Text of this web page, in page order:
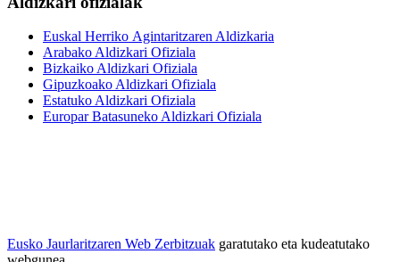
Euskal Herriko Agintaritzaren Aldizkaria
Arabako Aldizkari Ofiziala
Bizkaiko Aldizkari Ofiziala
Gipuzkoako Aldizkari Ofiziala
Estatuko Aldizkari Ofiziala
Europar Batasuneko Aldizkari Ofiziala
Eusko Jaurlaritzaren Web Zerbitzuak garatutako eta kudeatutako